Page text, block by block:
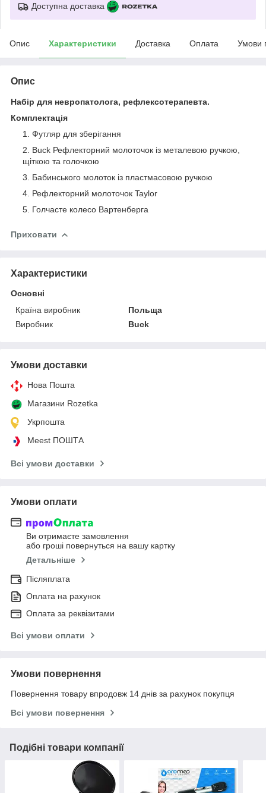
Доступна доставка
Опис Характеристики Доставка Оплата Умови
Опис
Набір для невропатолога, рефлексотерапевта.
Комплектація
Футляр для зберігання
Buck Рефлекторний молоточок із металевою ручкою,
щіткою та голочкою
Бабинського молоток із пластмасовою ручкою
Рефлекторний молоточок Taylor
Голчасте колесо Вартенберга
Приховати
Характеристики
Основні
Країна виробник
Польща
Виробник
Buck
Умови доставки
Нова Пошта
Магазини Rozetka
Укрпошта
Meest ПОШТА
Всі умови доставки
Умови оплати
Ви отримаєте замовлення
або гроші повернуться на вашу картку
Детальніше
Післяплата
Оплата на рахунок
Оплата за реквізитами
Всі умови оплати
Умови повернення
Повернення товару впродовж 14 днів за рахунок покупця
Всі умови повернення
Подібні товари компанії